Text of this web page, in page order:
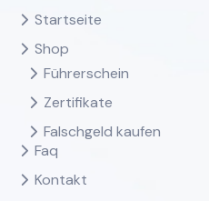
Startseite
Shop
Führerschein
Zertifikate
Falschgeld kaufen
Faq
Kontakt